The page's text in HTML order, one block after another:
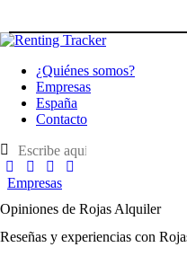
¿Quiénes somos?
Empresas
España
Contacto
Empresas
Opiniones de Rojas Alquiler
Reseñas y experiencias con